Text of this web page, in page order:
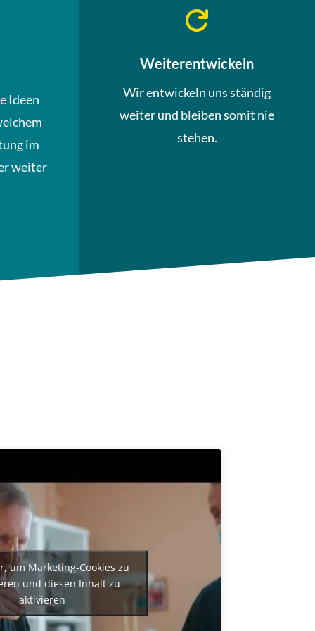
Ideen
im
weiter

Weiterentwickeln
Wir entwickeln uns ständig
weiter und bleiben somit nie
stehen.
um Marketing-Cookies zu
und diesen Inhalt zu
aktivieren